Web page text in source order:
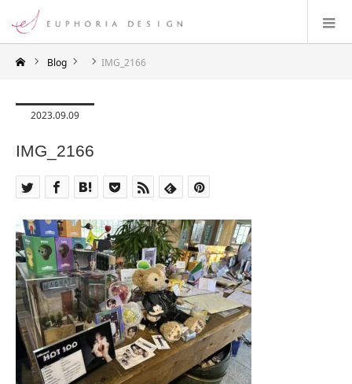
Blog IMG_2166
2023.09.09
IMG_2166